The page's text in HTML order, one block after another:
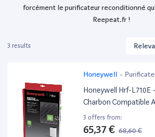
forcément le purificateur reconditionné
Reepeat.fr !
3 results
Honeywell -
Honeywell Hrf-L710E
Charbon Compatible
Purificateur D'Air
3 offers from:
65,37 € 68,60 €